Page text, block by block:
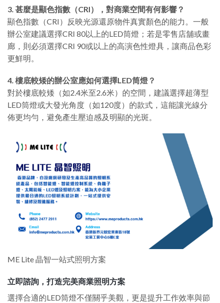
3. 甚麼是顯色指數（CRI），對商業空間有何影響？
顯色指數（CRI）反映光源還原物件真實顏色的能力。一般
辦公室建議選擇CRI 80以上的LED筒燈；若是零售店舖或畫
廊，則必須選擇CRI 90或以上的高演色性燈具，讓商品色彩
更鮮明。
4. 樓底較矮的辦公室應如何選擇LED筒燈？
對於樓底較矮（如2.4米至2.6米）的空間，建議選擇超薄型
LED筒燈或大發光角度（如120度）的款式，這能讓光線分
佈更均勻，避免產生壓迫感及明顯的光斑。
ME Lite 晶智一站式照明方案
立即諮詢，打造完美商業照明方案
選擇合適的LED筒燈不僅關乎美觀，更是提升工作效率與節